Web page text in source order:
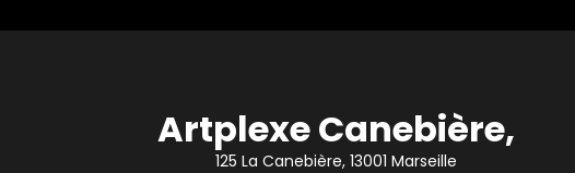
Artplexe Canebière,
125 La Canebière, 13001 Marseille